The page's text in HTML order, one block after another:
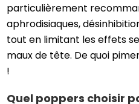
particulièrement
aphrodisiaques,
tout en limitant les effets
maux de tête. De quoi
!
Quel poppers choisir